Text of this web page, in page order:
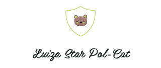
Luiza Star Pol-Cat